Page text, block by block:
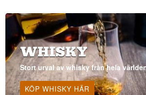
WHISKY
Stort urval av whisky från hela
KÖP WHISKY HÄR